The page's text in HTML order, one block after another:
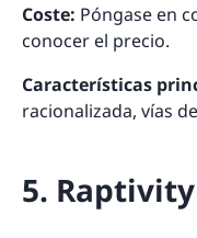
Coste: Póngase en
conocer el precio.
Características
racionalizada, vías
5. Raptivity